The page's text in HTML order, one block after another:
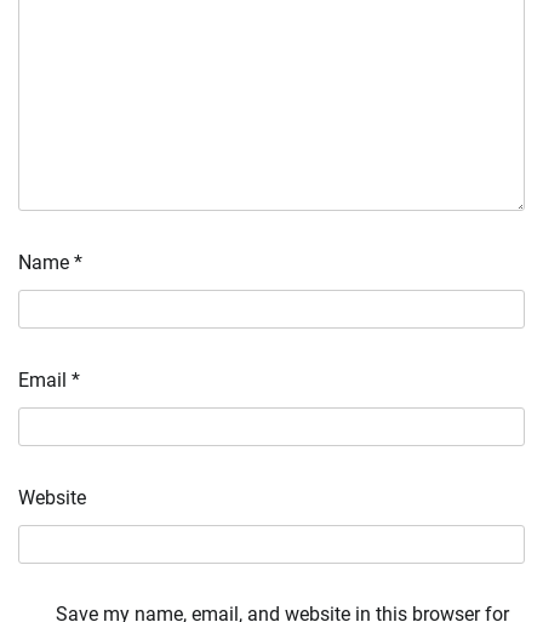
Name *
Email *
Website
Save my name, email, and website in this browser for